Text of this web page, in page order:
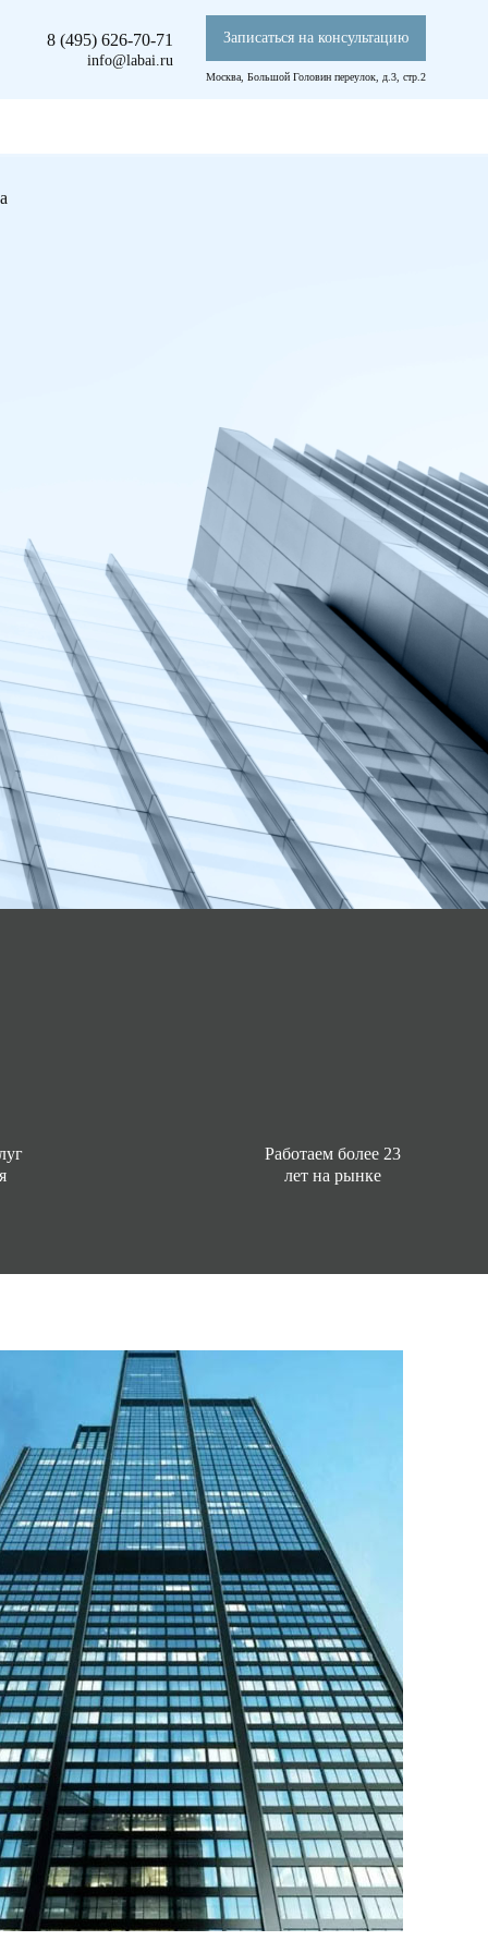
8 (495) 626-70-71
info@labai.ru
Записаться на консультацию
Москва, Большой Головин переулок, д.3, стр.2
Работаем более 23
лет на рынке